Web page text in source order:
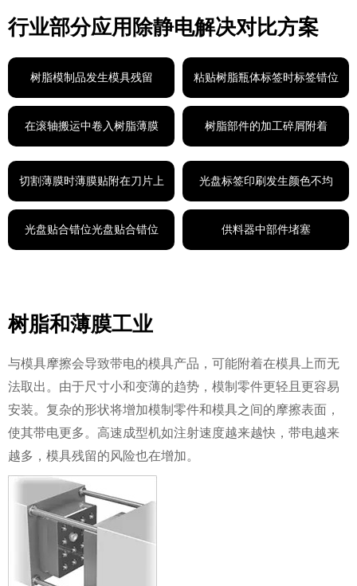
行业部分应用除静电解决对比方案
树脂模制品发生模具残留 粘贴树脂瓶体标签时标签错位
在滚轴搬运中卷入树脂薄膜 树脂部件的加工碎屑附着
切割薄膜时薄膜贴附在刀片上 光盘标签印刷发生颜色不均
光盘贴合错位光盘贴合错位 供料器中部件堵塞
树脂和薄膜工业
与模具摩擦会导致带电的模具产品，可能附着在模具上而无
法取出。由于尺寸小和变薄的趋势，模制零件更轻且更容易
安装。复杂的形状将增加模制零件和模具之间的摩擦表面，
使其带电更多。高速成型机如注射速度越来越快，带电越来
越多，模具残留的风险也在增加。